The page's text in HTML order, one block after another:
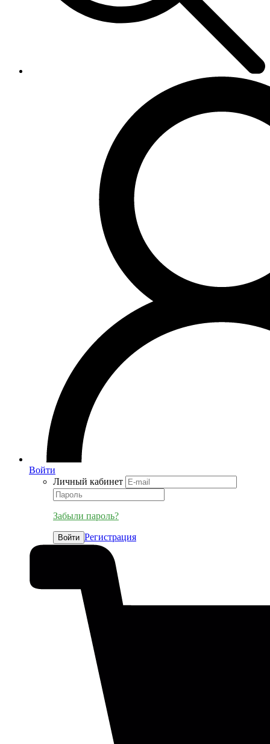
Войти
Личный кабинет
Забыли пароль?
Войти Регистрация